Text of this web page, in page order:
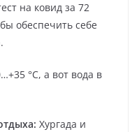
на ковид за 72
обеспечить себе
°С, а вот вода в
Хургада и